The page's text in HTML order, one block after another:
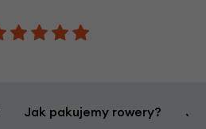
Jak pakujemy rowery?